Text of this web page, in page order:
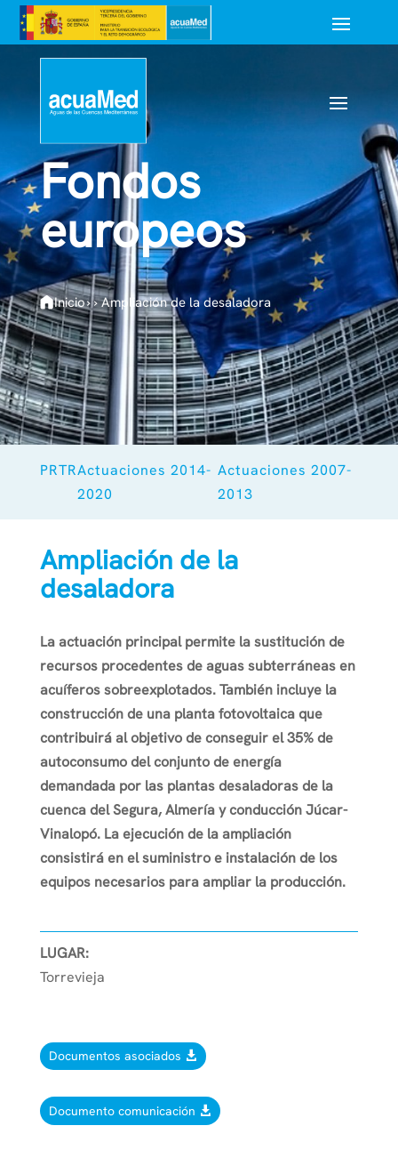
Fondos
europeos
Inicio› › Ampliación de la desaladora
PRTRActuaciones 2014-
2020
Actuaciones 2007-
2013
Ampliación de la
desaladora
La actuación principal permite la sustitución de
recursos procedentes de aguas subterráneas en
acuíferos sobreexplotados. También incluye la
construcción de una planta fotovoltaica que
contribuirá al objetivo de conseguir el 35% de
autoconsumo del conjunto de energía
demandada por las plantas desaladoras de la
cuenca del Segura, Almería y conducción Júcar-
Vinalopó. La ejecución de la ampliación
consistirá en el suministro e instalación de los
equipos necesarios para ampliar la producción.
LUGAR:
Torrevieja
Documentos asociados
Documento comunicación